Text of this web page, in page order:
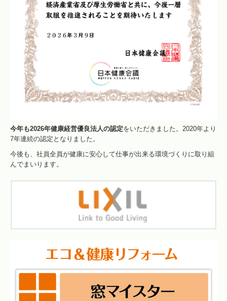
今年も2026年健康経営優良法人の認定をいただきました。2020年より
7年連続の認定となりました。
今後も、社員全員が健康に安心して仕事が出来る環境づくりに取り組
んでまいります。